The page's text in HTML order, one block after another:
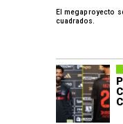
El megaproyecto
cuadrados.